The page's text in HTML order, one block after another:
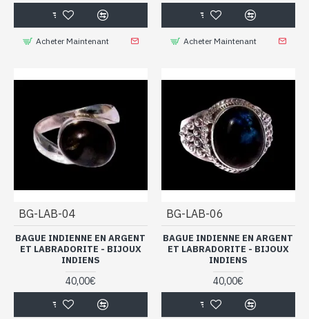
Acheter Maintenant Acheter Maintenant
BG-LAB-04
BAGUE INDIENNE EN ARGENT
ET LABRADORITE - BIJOUX
INDIENS
40,00€
BG-LAB-06
BAGUE INDIENNE EN ARGENT
ET LABRADORITE - BIJOUX
INDIENS
40,00€